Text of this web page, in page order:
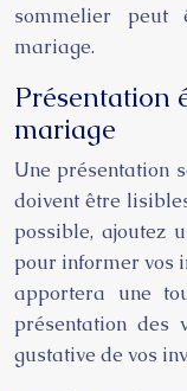
sommelier
mariage.
Présentation
mariage
Une présentation
doivent être
possible, ajoutez
pour informer vos
apportera une
présentation des
gustative de vos